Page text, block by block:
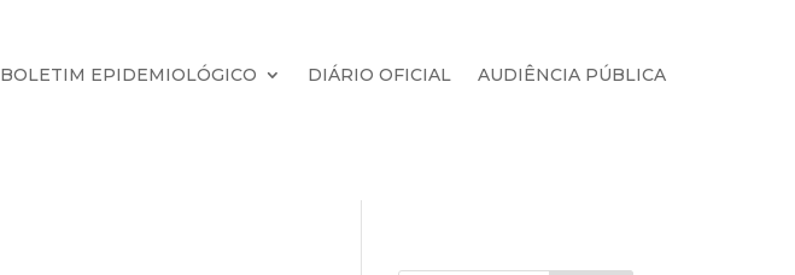
BOLETIM EPIDEMIOLÓGICO DIÁRIO OFICIAL
AUDIÊNCIA PÚBLICA